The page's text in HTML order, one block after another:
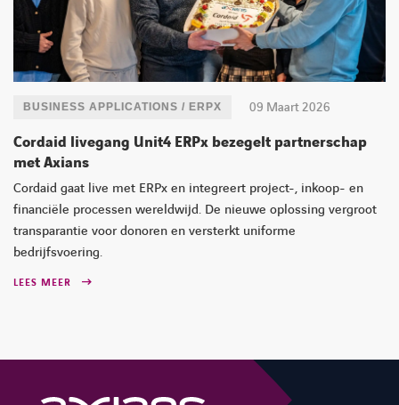
09 Maart 2026
BUSINESS APPLICATIONS / ERPX
Cordaid livegang Unit4 ERPx bezegelt partnerschap
met Axians
Cordaid gaat live met ERPx en integreert project-, inkoop- en
financiële processen wereldwijd. De nieuwe oplossing vergroot
transparantie voor donoren en versterkt uniforme
bedrijfsvoering.
LEES MEER